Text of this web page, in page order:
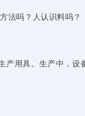
法吗？人认识料吗？
产用具。生产中，设